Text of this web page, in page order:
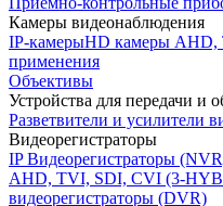
Камеры видеонаблюдения
IP-камерыHD камеры
применения
Объективы
Устройства для передачи и
Разветвители и усилители
Видеорегистраторы
IP Видеорегистраторы
AHD, TVI, SDI, CVI (3-
видеорегистраторы (DVR)